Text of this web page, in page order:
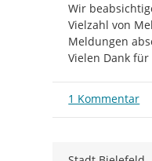
Wir
Vielzahl von
Meldungen
Vielen Dank
1 Kommentar